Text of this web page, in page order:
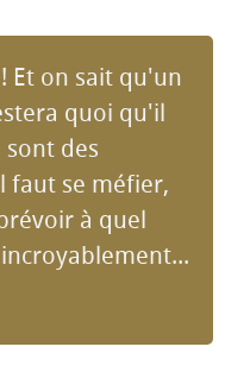
Et on sait qu'un
quoi qu'il
des
faut se méfier,
à quel